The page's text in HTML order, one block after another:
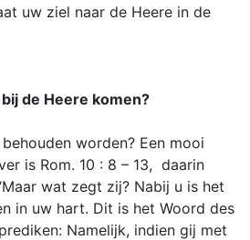
uw ziel naar de Heere in de
de Heere komen?
worden? Een mooi
is Rom. 10 : 8 – 13, daarin
wat zegt zij? Nabij u is het
in uw hart. Dit is het Woord des
Namelijk, indien gij met